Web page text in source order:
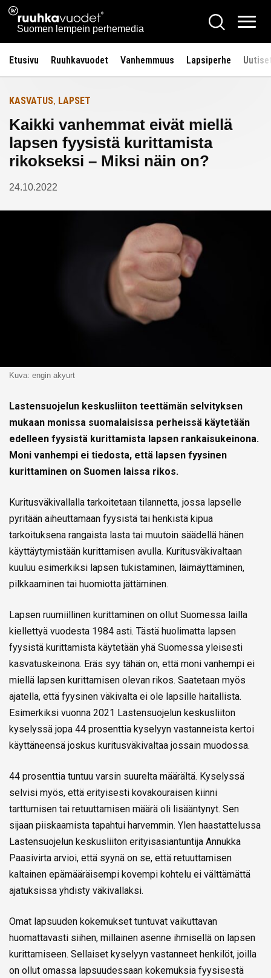
Siirry
sisältöön
Ruuhkavuodet.fi
Suomen lempein perhemedia
Hae
Etusivu Ruuhkavuodet Vanhemmuus Lapsiperhe
Etusivulle
KASVATUS, LAPSET
Kaikki vanhemmat eivät miellä
lapsen fyysistä kurittamista
rikokseksi – Miksi näin on?
24.10.2022
Kuva: engin akyurt
Lastensuojelun keskusliiton teettämän selvityksen
mukaan monissa suomalaisissa perheissä käytetään
edelleen fyysistä kurittamista lapsen rankaisukeinona.
Moni vanhempi ei tiedosta, että lapsen fyysinen
kurittaminen on Suomen laissa rikos.
Kuritusväkivallalla tarkoitetaan tilannetta, jossa lapselle
pyritään aiheuttamaan fyysistä tai henkistä kipua
tarkoituksena rangaista lasta tai muutoin säädellä hänen
käyttäytymistään kurittamisen avulla. Kuritusväkivaltaan
kuuluu esimerkiksi lapsen tukistaminen, läimäyttäminen,
pilkkaaminen tai huomiotta jättäminen.
Lapsen ruumiillinen kurittaminen on ollut Suomessa lailla
kiellettyä vuodesta 1984 asti. Tästä huolimatta lapsen
fyysistä kurittamista käytetään yhä Suomessa yleisesti
kasvatuskeinona. Eräs syy tähän on, että moni vanhempi ei
miellä lapsen kurittamisen olevan rikos. Saatetaan myös
ajatella, että fyysinen väkivalta ei ole lapsille haitallista.
Esimerkiksi vuonna 2021 Lastensuojelun keskusliiton
kyselyssä jopa 44 prosenttia kyselyyn vastanneista kertoi
käyttäneensä joskus kuritusväkivaltaa jossain muodossa.
44 prosenttia tuntuu varsin suurelta määrältä. Kyselyssä
selvisi myös, että erityisesti kovakouraisen kiinni
tarttumisen tai retuuttamisen määrä oli lisääntynyt. Sen
sijaan piiskaamista tapahtui harvemmin. Ylen haastattelussa
Lastensuojelun keskusliiton erityisasiantuntija Annukka
Paasivirta arvioi, että syynä on se, että retuuttamisen
kaltainen epämääräisempi kovempi kohtelu ei välttämättä
ajatuksissa yhdisty väkivallaksi.
Omat lapsuuden kokemukset tuntuvat vaikuttavan
huomattavasti siihen, millainen asenne ihmisellä on lapsen
kurittamiseen. Sellaiset kyselyyn vastanneet henkilöt, joilla
on ollut omassa lapsuudessaan kokemuksia fyysisestä